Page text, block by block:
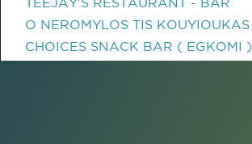
O NEROMYLOS TIS KOUYIOUKAS
CHOICES SNACK BAR ( EGKOMI )